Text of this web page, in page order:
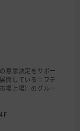
意思決定をサポー
開しているニフテ
場上場）のグルー